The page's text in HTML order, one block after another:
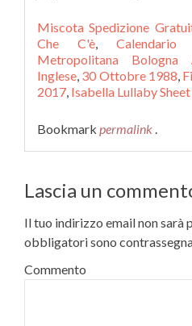
Miscota Spedizione
Che C'è,
Metropolitana Bologna
Inglese, 30 Ottobre 1988,
2017, Isabella Lullaby
Bookmark permalink .
Lascia un
Il tuo indirizzo email non sarà
obbligatori sono
Commento